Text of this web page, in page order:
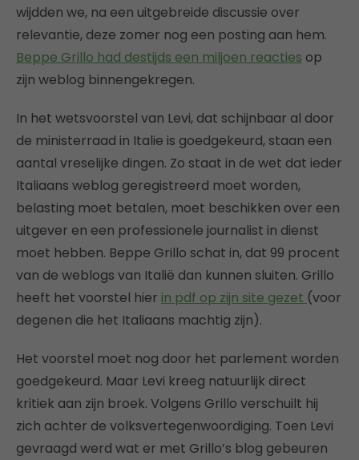
wijdden we, na een uitgebreide discussie over
relevantie, deze zomer nog een posting aan hem.
Beppe Grillo had destijds een miljoen reacties op
zijn weblog binnengekregen.
In het wetsvoorstel van Levi, dat schijnbaar al door
de ministerraad in Italie is goedgekeurd, staan een
aantal vreselijke dingen. Zo staat in de wet dat ieder
Italiaans weblog geregistreerd moet worden,
belasting moet betalen, moet beschikken over een
uitgever en een professionele journalist in dienst
moet hebben. Beppe Grillo schat in, dat 99 procent
van de weblogs van Italië dan kunnen sluiten. Grillo
heeft het voorstel hier in pdf op zijn site gezet (voor
degenen die het Italiaans machtig zijn).
Het voorstel moet nog door het parlement worden
goedgekeurd. Maar Levi kreeg natuurlijk direct
kritiek aan zijn broek. Volgens Grillo verschuilt hij
zich achter de volksvertegenwoordiging. Toen Levi
gevraagd werd wat er met Grillo’s blog gebeuren